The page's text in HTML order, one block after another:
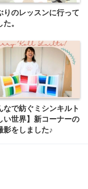
りのレッスンに行って
。
なで紡ぐミシンキルト
い世界】新コーナーの
影をしました♪